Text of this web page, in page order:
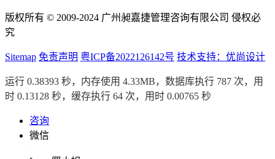
版权所有 © 2009-2024 广州昶嘉捷管理咨询有限公司 侵权必
究
Sitemap 免责声明 粤ICP备2022126142号 技术支持：优尚设计
运行 0.38393 秒，内存使用 4.33MB，数据库执行 787 次，用
时 0.13128 秒，缓存执行 64 次，用时 0.00765 秒
咨询
微信